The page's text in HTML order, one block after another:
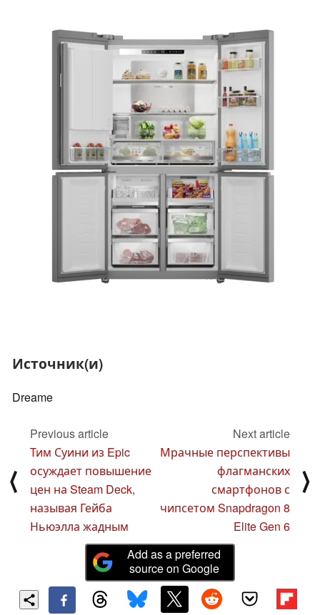
Источник(и)
Dreame
⟨
Previous article
Тим Суини из Epic
осуждает повышение
цен на Steam Deck,
называя Гейба
Ньюэлла жадным
Next article
Мрачные перспективы
флагманских
смартфонов с
чипсетом Snapdragon 8
Elite Gen 6
⟩
Add as a preferred
source on Google